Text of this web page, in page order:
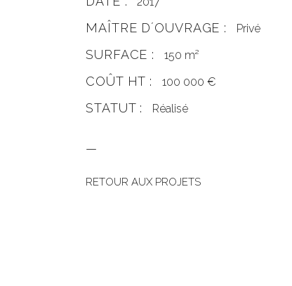
MAÎTRE DʼOUVRAGE : Privé
SURFACE : 150 m²
COÛT HT : 100 000 €
STATUT : Réalisé
—
RETOUR AUX PROJETS